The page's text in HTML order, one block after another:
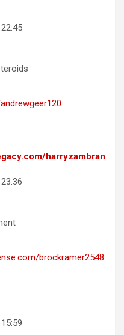
harryzambran
brockramer2548